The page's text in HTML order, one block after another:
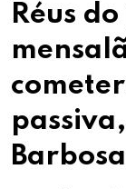
Réus
Barbosa